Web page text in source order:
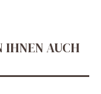
IHNEN AUCH